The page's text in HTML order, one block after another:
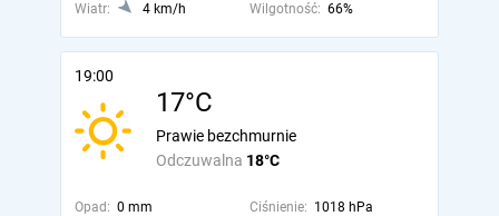
Wiatr:
4 km/h Wilgotność: 66%
19:00
17°C
Odczuwalna 18°C
Prawie bezchmurnie
Opad: 0 mm Ciśnienie: 1018 hPa